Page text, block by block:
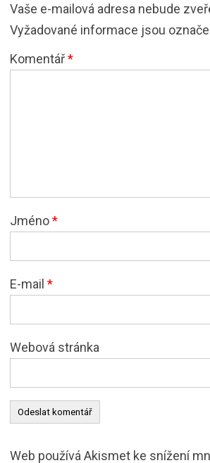
Vaše e-mailová adresa nebude
Vyžadované informace jsou
Komentář*
Jméno*
E-mail *
Webová stránka
Web používá Akismet ke snížení